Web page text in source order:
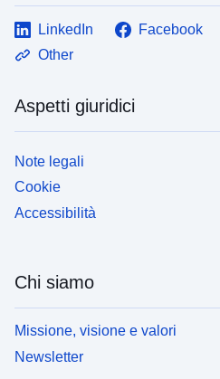
LinkedIn Facebook
Other
Aspetti giuridici
Note legali
Cookie
Accessibilità
Chi siamo
Missione, visione e valori
Newsletter